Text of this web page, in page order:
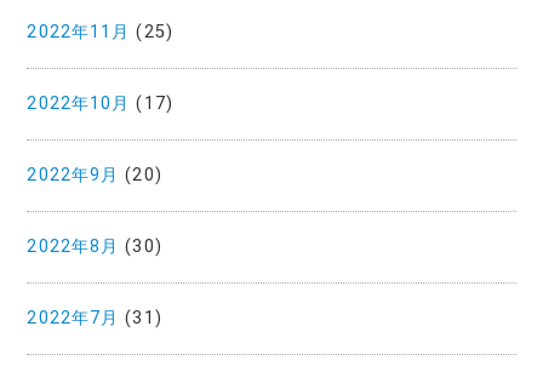
2022年11月 (25)
2022年10月 (17)
2022年9月 (20)
2022年8月 (30)
2022年7月 (31)